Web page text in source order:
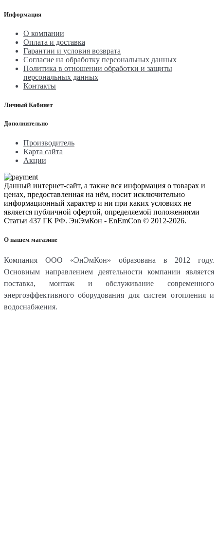
Информация
О компании
Оплата и доставка
Гарантии и условия возврата
Согласие на обработку персональных данных
Политика в отношении обработки и защиты
персональных данных
Контакты
Личный Кабинет
Дополнительно
Производитель
Карта сайта
Акции
Данный интернет-сайт, а также вся информация о товарах и
ценах, предоставленная на нём, носит исключительно
информационный характер и ни при каких условиях не
является публичной офертой, определяемой положениями
Статьи 437 ГК РФ. ЭнЭмКон - EnEmCon © 2012-2026.
О нашем магазине
Компания ООО «ЭнЭмКон» образована в 2012 году.
Основным направлением деятельности компании является
поставка, монтаж и обслуживание современного
энергоэффективного оборудования для систем отопления и
водоснабжения.